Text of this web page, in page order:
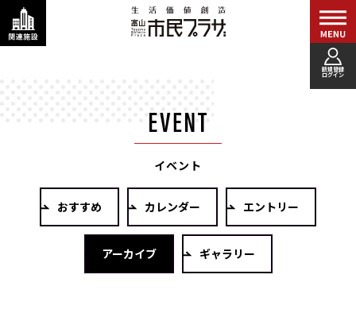
新規登録
ログイン
イベント
おすすめ カレンダー エントリー
アーカイブ ギャラリー